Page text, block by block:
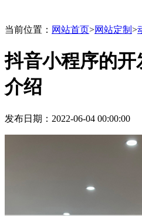
互联网资深
用网站解决你的商业问题
当前位置： 网站首页>网站定制 >
抖音小程序的
介绍
发布日期：2022-06-04 00:00:00